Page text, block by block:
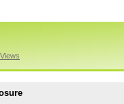
Views